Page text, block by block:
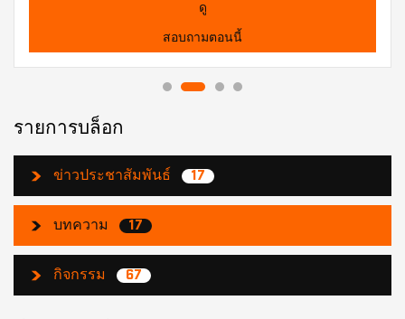
ดู
สอบถามตอนนี้
รายการบล็อก
ข่าวประชาสัมพันธ์ 17
บทความ 17
กิจกรรม 67